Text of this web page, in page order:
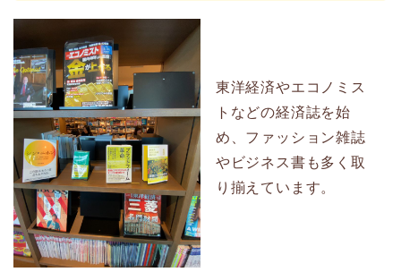
東洋経済やエコノミス
トなどの経済誌を始
め、ファッション雑誌
やビジネス書も多く取
り揃えています。